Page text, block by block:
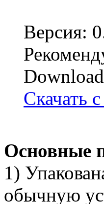
Версия:
Cкачать
Основные
1)
обычную